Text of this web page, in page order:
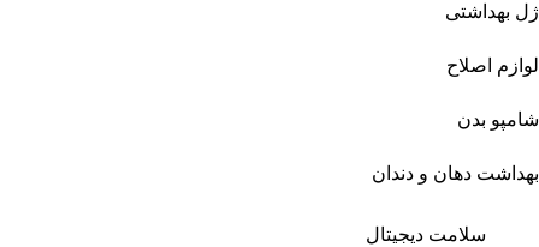
ژل بهداشتی
لوازم اصلاح
شامپو بدن
بهداشت دهان و دندان
سلامت دیجیتال